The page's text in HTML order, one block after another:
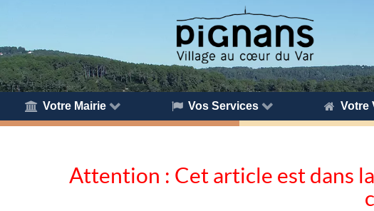
Votre Mairie Vos Services Votre
Attention : Cet article est dans